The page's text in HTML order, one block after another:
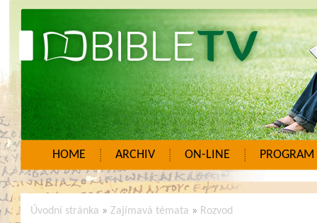
HOME ARCHIV ON-LINE PROGRAM
Úvodní stránka »Zajímavá témata » Rozvod